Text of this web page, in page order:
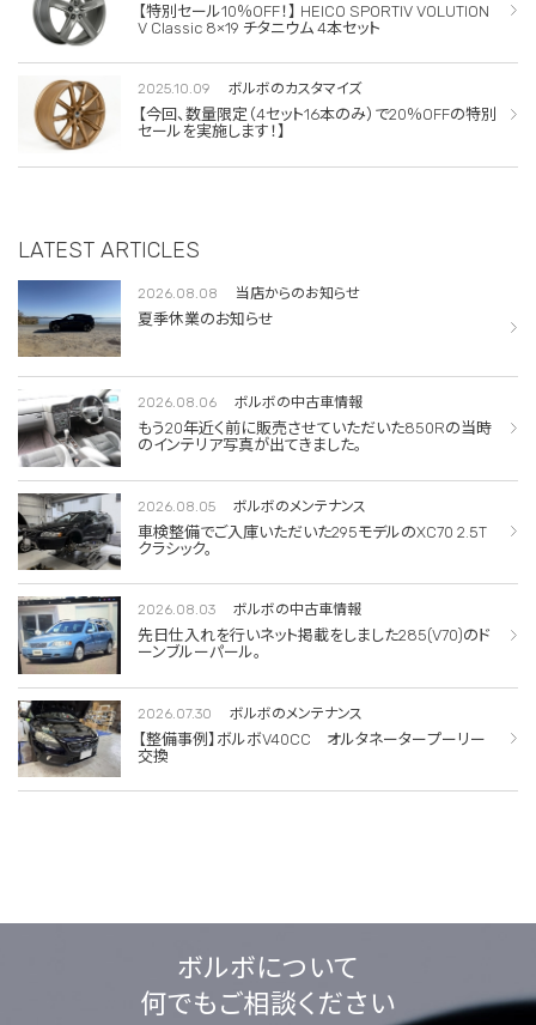
【特別セール10％OFF！】 HEICO SPORTIV VOLUTION
V Classic 8×19 チタニウム 4本セット
2025.10.09 ボルボのカスタマイズ
【今回、数量限定（4セット16本のみ）で20％OFFの特別
セールを実施します！】
LATEST ARTICLES
2026.08.08 当店からのお知らせ
夏季休業のお知らせ
2026.08.06 ボルボの中古車情報
もう20年近く前に販売させていただいた850Rの当時
のインテリア写真が出てきました。
2026.08.05 ボルボのメンテナンス
車検整備でご入庫いただいた295モデルのXC70 2.5T
クラシック。
2026.08.03 ボルボの中古車情報
先日仕入れを行いネット掲載をしました285(V70)のド
ーンブルーパール。
2026.07.30 ボルボのメンテナンス
【整備事例】ボルボV40CC オルタネータープーリー
交換
ボルボについて
何でもご相談ください